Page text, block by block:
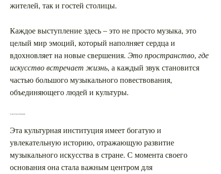
Владивосток — идеальное место для
отдыха на Дальнем Востоке России
жителей, так и гостей столицы.
Каждое выступление здесь – это не просто музыка, это
целый мир эмоций, который наполняет сердца и
вдохновляет на новые свершения. Это пространство, где
искусство встречает жизнь, а каждый звук становится
частью большого музыкального повествования,
объединяющего людей и культуры.
История белорусской филармонии
Эта культурная институция имеет богатую и
увлекательную историю, отражающую развитие
музыкального искусства в стране. С момента своего
основания она стала важным центром для